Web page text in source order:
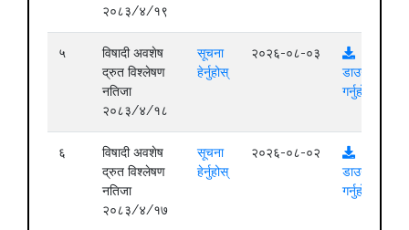
२०८३/४/१९
५
विषादी अवशेष
द्रुत विश्लेषण
नतिजा
२०८३/४/१८
सूचना
हेर्नुहोस्
२०२६-०८-०३
डाउनलोड
गर्नुहोस्
६
विषादी अवशेष
द्रुत विश्लेषण
नतिजा
२०८३/४/१७
सूचना
हेर्नुहोस्
२०२६-०८-०२
डाउनलोड
गर्नुहोस्